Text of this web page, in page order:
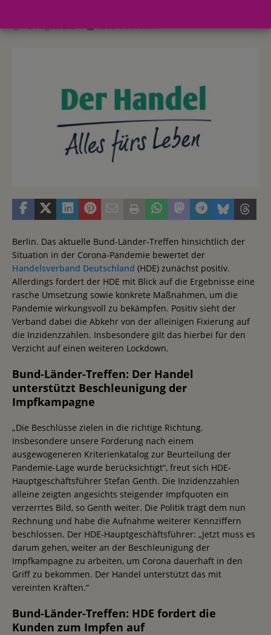
Berlin. Das aktuelle Bund-Länder-Treffen hinsichtlich der
Situation in der Corona-Pandemie bewertet der
Handelsverband Deutschland (HDE) zunächst positiv.
Allerdings fordert der HDE mit Blick auf die Ergebnisse eine
rasche Umsetzung sowie konkrete Maßnahmen, um die
Pandemie wirkungsvoll zu bekämpfen. Positiv sieht der
Verband dabei die Abkehr von der alleinigen Fixierung auf
die Inzidenzzahlen. Insbesondere gilt das hierbei für den
Verzicht auf einen weiteren Lockdown.
Bund-Länder-Treffen: Der Handel
unterstützt Beschleunigung der
Impfkampagne
„Die Beschlüsse zielen in die richtige Richtung.
Insbesondere unsere Forderung nach einem
ausgewogeneren Kriterienkatalog zur Beurteilung der
Pandemie-Lage wurde berücksichtigt“, freut sich HDE-
Hauptgeschäftsführer Stefan Genth. Die Inzidenzzahlen
alleine zeigten angesichts steigender Impfquoten ein
verzerrtes Bild, so Genth weiter. Die Politik trägt dem nun
Rechnung und habe die Aufnahme weiterer Kennziffern
beschlossen. Der HDE-Hauptgeschäftsführer: „Jetzt muss es
darum gehen, weiter an der Beschleunigung der
Impfkampagne zu arbeiten, um Corona dauerhaft in den
Griff zu bekommen. Der Handel unterstützt das mit
vereinten Kräften.“
Bund-Länder-Treffen: HDE fordert die
Kunden zum Impfen auf